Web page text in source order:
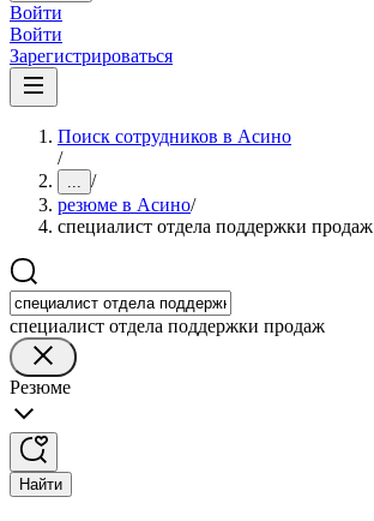
Войти
Войти
Зарегистрироваться
Поиск сотрудников в Асино
/
... /
резюме в Асино/
специалист отдела поддержки продаж
специалист отдела поддержки продаж
Резюме
Найти